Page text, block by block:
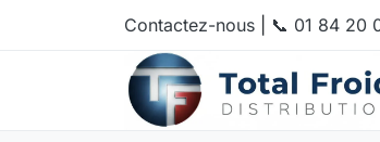
Contactez-nous 📞 01 84 20